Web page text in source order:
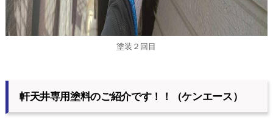
塗装２回目
軒天井専用塗料のご紹介です！！（ケンエース）